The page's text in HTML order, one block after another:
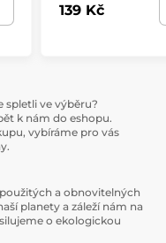
139 Kč
spletli ve výběru?
k nám do eshopu.
vybíráme pro vás
a obnovitelných
planety a záleží nám na
o ekologickou